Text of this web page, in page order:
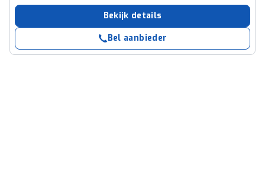
Bekijk details
Bel aanbieder